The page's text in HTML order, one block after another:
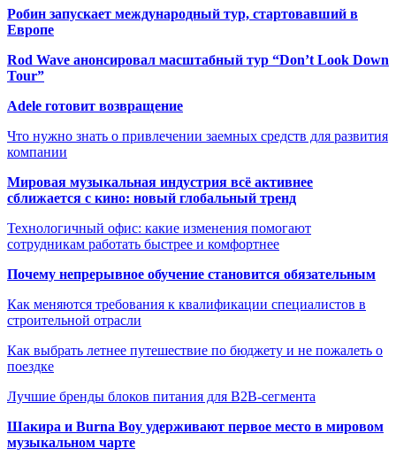
Робин запускает международный тур, стартовавший в
Европе
Rod Wave анонсировал масштабный тур “Don’t Look Down
Tour”
Adele готовит возвращение
Что нужно знать о привлечении заемных средств для развития
компании
Мировая музыкальная индустрия всё активнее
сближается с кино: новый глобальный тренд
Технологичный офис: какие изменения помогают
сотрудникам работать быстрее и комфортнее
Почему непрерывное обучение становится обязательным
Как меняются требования к квалификации специалистов в
строительной отрасли
Как выбрать летнее путешествие по бюджету и не пожалеть о
поездке
Лучшие бренды блоков питания для B2B-сегмента
Шакира и Burna Boy удерживают первое место в мировом
музыкальном чарте